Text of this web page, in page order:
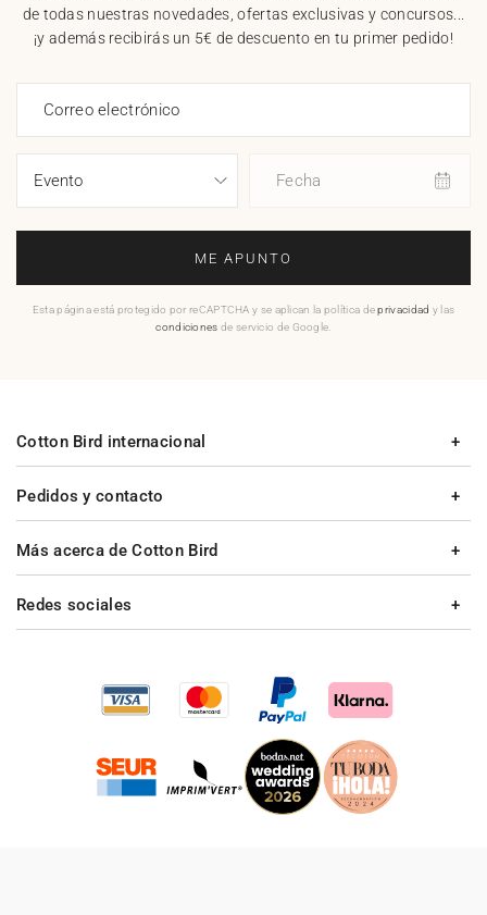
de todas nuestras novedades, ofertas exclusivas y concursos...
¡y además recibirás un 5€ de descuento en tu primer pedido!
Correo electrónico
Fecha
ME APUNTO
Esta página está protegido por reCAPTCHA y se aplican la política deprivacidad y las
condiciones de servicio de Google.
Pedidos y contacto
Más acerca de Cotton Bird
Cotton Bird internacional
Redes sociales